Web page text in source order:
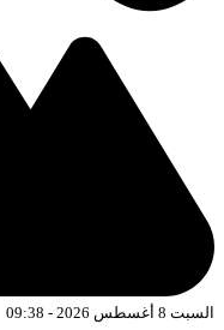
السبت 8 أغسطس 2026 - 09:38